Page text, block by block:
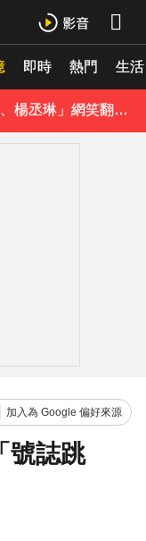
即時 熱門 生活
《理財達人秀》X 安聯投信免費講座報名中！搶先卡位 2027
寬魚營收衰退 「點名王心凌、楊丞琳」網笑翻：太誠實
加入為 Google 偏好來源
號誌跳